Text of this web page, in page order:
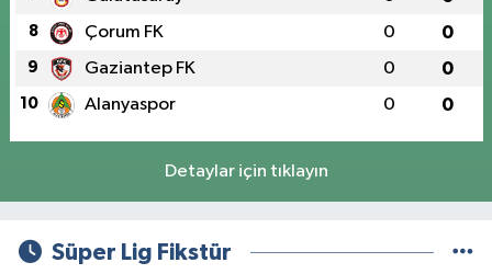
8 Çorum FK 0 0
9 Gaziantep FK 0 0
10 Alanyaspor 0 0
Detaylar için tıklayın
Süper Lig Fikstür